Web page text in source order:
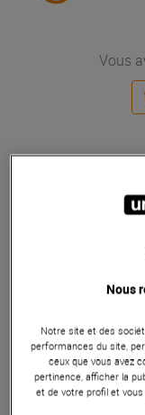
Vous
Nous
Notre site et des
performances du site,
ceux que vous avez
pertinence, afficher la
et de votre profil et